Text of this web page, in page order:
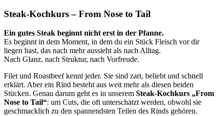
Steak-Kochkurs – From Nose to Tail
Ein gutes Steak beginnt nicht erst in der Pfanne.
Es beginnt in dem Moment, in dem du ein Stück Fleisch vor dir
liegen hast, das nach mehr aussieht als nach Alltag.
Nach Glanz, nach Struktur, nach Vorfreude.
Filet und Roastbeef kennt jeder. Sie sind zart, beliebt und schnell
erklärt. Aber ein Rind besteht aus weit mehr als diesen beiden
Stücken. Genau darum geht es in unserem Steak-Kochkurs „From
Nose to Tail“: um Cuts, die oft unterschätzt werden, obwohl sie
geschmacklich zu den spannendsten Teilen des Rinds gehören.